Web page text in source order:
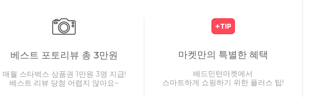
베스트 포토리뷰 총 3만원
매월 스타벅스 상품권 1만원 3명 지급!
베스트 리뷰 당첨 어렵지 않아요~
마켓만의 특별한 혜택
배드민턴마켓에서
스마트하게 쇼핑하기 위한 플러스 팁!